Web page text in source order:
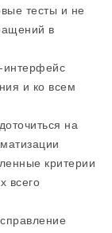
тесты и не
в
интерфейс
и ко всем
на
критерии
всего